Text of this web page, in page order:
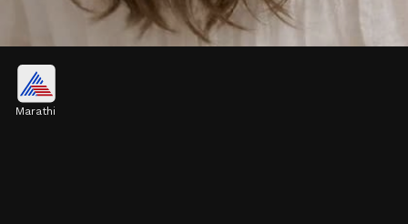
आईचे केस कुरळे (कर्ली) असतील, तर साईड वेणी घालून त्याचा
Marathi